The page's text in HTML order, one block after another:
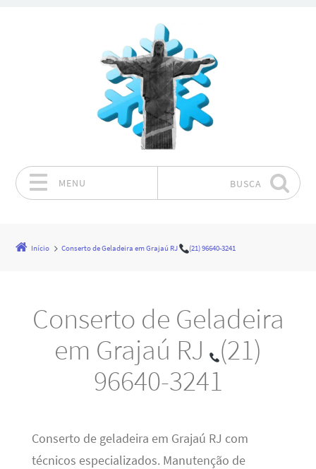
MENU BUSCA
Início Conserto de Geladeira em Grajaú RJ (21) 96640-3241
Conserto de Geladeira
em Grajaú RJ (21)
96640-3241
Conserto de geladeira em Grajaú RJ com
técnicos especializados. Manutenção de